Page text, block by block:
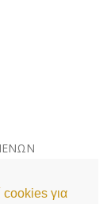
cookies για